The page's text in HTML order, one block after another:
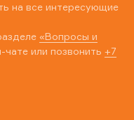
на все интересующие
«Вопросы и
или позвонить +7